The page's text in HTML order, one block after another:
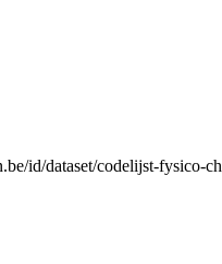
id/dataset/codelijst-fysico-